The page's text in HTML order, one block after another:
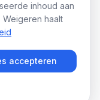
inhoud aan
haalt
accepteren